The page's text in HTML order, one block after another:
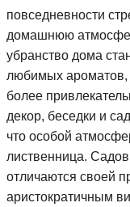
повседневности
домашнюю
убранство дома
любимых ароматов,
более
декор, беседки и
что особой
лиственница.
отличаются своей
аристократичным